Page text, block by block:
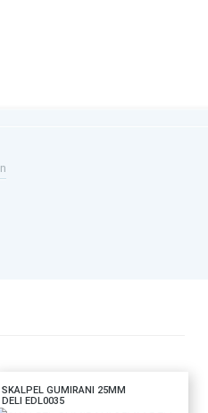
SKALPEL GUMIRANI 25MM
DELI EDL0035